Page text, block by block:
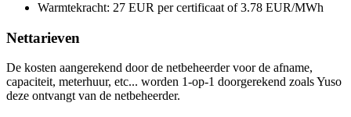
Warmtekracht: 27 EUR per certificaat of 3.78 EUR/MWh
Nettarieven
De kosten aangerekend door de netbeheerder voor de afname,
capaciteit, meterhuur, etc... worden 1-op-1 doorgerekend zoals Yuso
deze ontvangt van de netbeheerder.